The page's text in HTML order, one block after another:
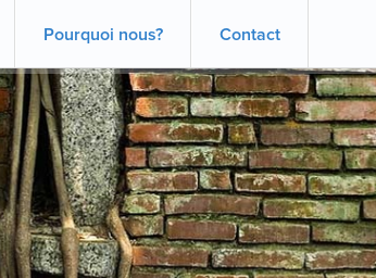
Pourquoi nous? Contact